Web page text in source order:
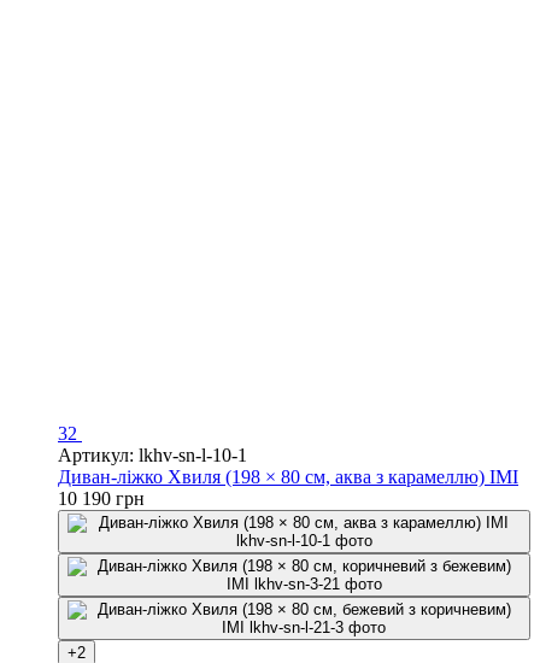
32
Артикул: lkhv-sn-l-10-1
Диван-ліжко Хвиля (198 × 80 см, аква з карамеллю) ІМІ
10 190 грн
+2